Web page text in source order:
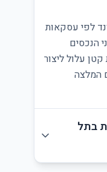
לפי עסקאות
הנכסים
עלול ליצור
המלצה
בתל